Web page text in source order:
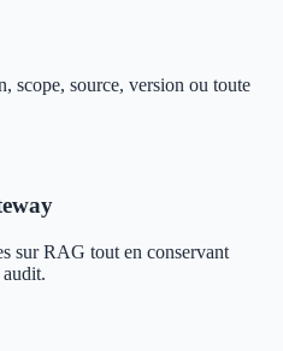
scope, source, version ou toute
sur RAG tout en conservant